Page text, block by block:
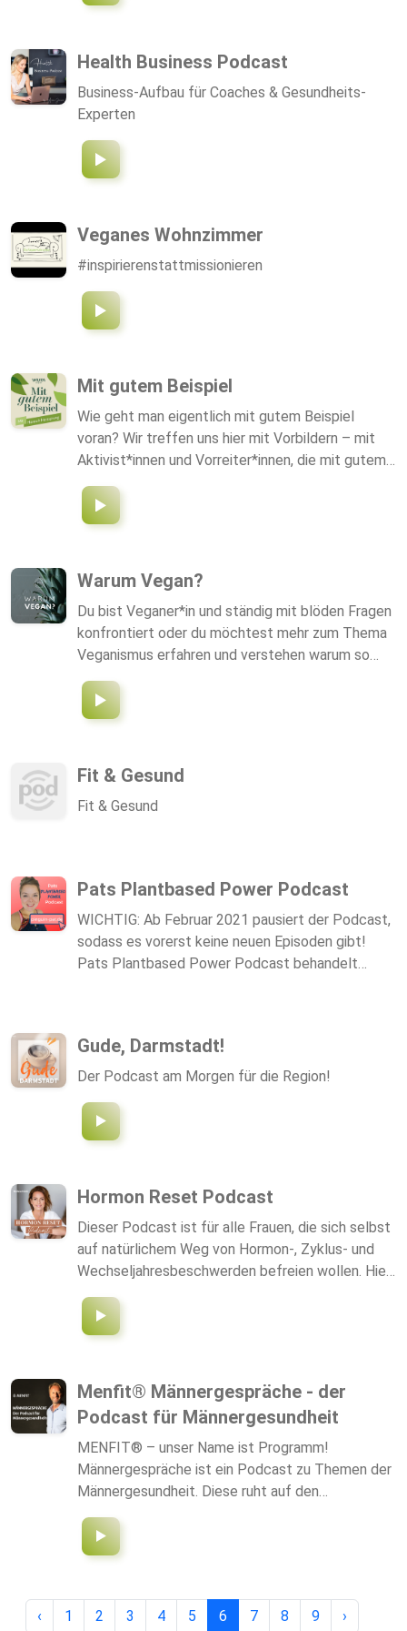
Zusammenarbeit mit Indie LoFi Künstlern (siehe
Health Business Podcast
Business-Aufbau für Coaches & Gesundheits-
Experten
Veganes Wohnzimmer
#inspirierenstattmissionieren
Mit gutem Beispiel
Wie geht man eigentlich mit gutem Beispiel
voran? Wir treffen uns hier mit Vorbildern – mit
Aktivist*innen und Vorreiter*innen, die mit gutem
Beispiel für eine nachhaltigere Gesellschaft
vorangehen.
Warum Vegan?
Du bist Veganer*in und ständig mit blöden Fragen
konfrontiert oder du möchtest mehr zum Thema
Veganismus erfahren und verstehen warum so
viele Menschen jetzt diesen Weg einschlagen?
Dann bleib unbedingt hier und hör die Fakten rund
um den Veganismus an. Und naja vielleicht kann
Fit & Gesund
Fit & Gesund
Pats Plantbased Power Podcast
WICHTIG: Ab Februar 2021 pausiert der Podcast,
sodass es vorerst keine neuen Episoden gibt!
Pats Plantbased Power Podcast behandelt
Interview-Gespräche mit spannenden
Gesprächspartnern geben! Ich möchte aufklären,
nie war es einfacher, mit der veganen Ernährung
durchzustarten! Patricia
Gude, Darmstadt!
Der Podcast am Morgen für die Region!
Hormon Reset Podcast
Dieser Podcast ist für alle Frauen, die sich selbst
auf natürlichem Weg von Hormon-, Zyklus- und
Wechseljahresbeschwerden befreien wollen. Hier
und Hormone und wie wir sie durch einen
hormonfreundlichen Lebens- und Ernährungsstil
Menfit® Männergespräche - der
Podcast für Männergesundheit
MENFIT® – unser Name ist Programm!
Männergespräche ist ein Podcast zu Themen der
Männergesundheit. Diese ruht auf den
gesunde Ernährung sowie regelmäßige sportliche
und sexuelle Aktivität. Ziel ist es, möglichst
wie man es selten von Männern kennt, sprechen
Dr. Thomas Kampitsch und Marco Worms über
‹ 1 2 3 4 5 6 7 8 9 ›